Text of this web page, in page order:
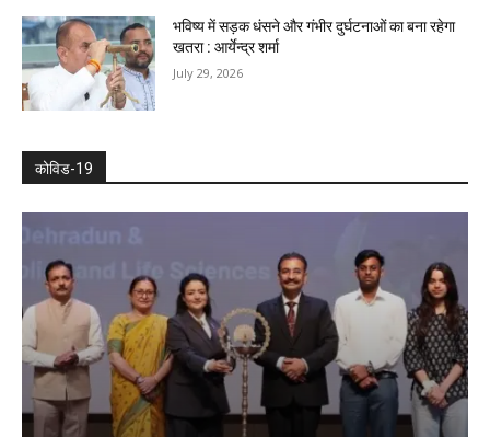
भविष्य में सड़क धंसने और गंभीर दुर्घटनाओं का बना रहेगा
खतरा : आर्येन्द्र शर्मा
July 29, 2026
कोविड-19